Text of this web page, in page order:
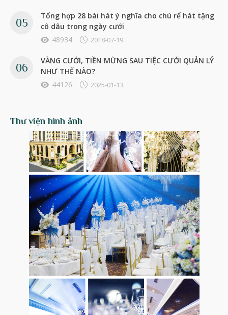
Tổng hợp 28 bài hát ý nghĩa cho chú rể hát tặng
cô dâu trong ngày cưới
48934
2018-07-19
VÀNG CƯỚI, TIỀN MỪNG SAU TIỆC CƯỚI QUẢN LÝ
NHƯ THẾ NÀO?
44126
2025-01-13
Thư viện hình ảnh